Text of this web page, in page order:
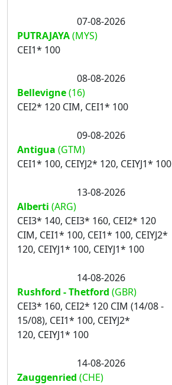
07-08-2026
PUTRAJAYA(MYS)
CEI1* 100
08-08-2026
Bellevigne(16)
CEI2* 120 CIM, CEI1* 100
09-08-2026
Antigua (GTM)
CEI1* 100, CEIYJ2* 120, CEIYJ1* 100
13-08-2026
Alberti (ARG)
CEI3* 140, CEI3* 160, CEI2* 120
CIM, CEI1* 100, CEI1* 100, CEIYJ2*
120, CEIYJ1* 100, CEIYJ1* 100
14-08-2026
Rushford - Thetford (GBR)
CEI3* 160, CEI2* 120 CIM (14/08 -
15/08), CEI1* 100, CEIYJ2*
120, CEIYJ1* 100
14-08-2026
Zauggenried (CHE)